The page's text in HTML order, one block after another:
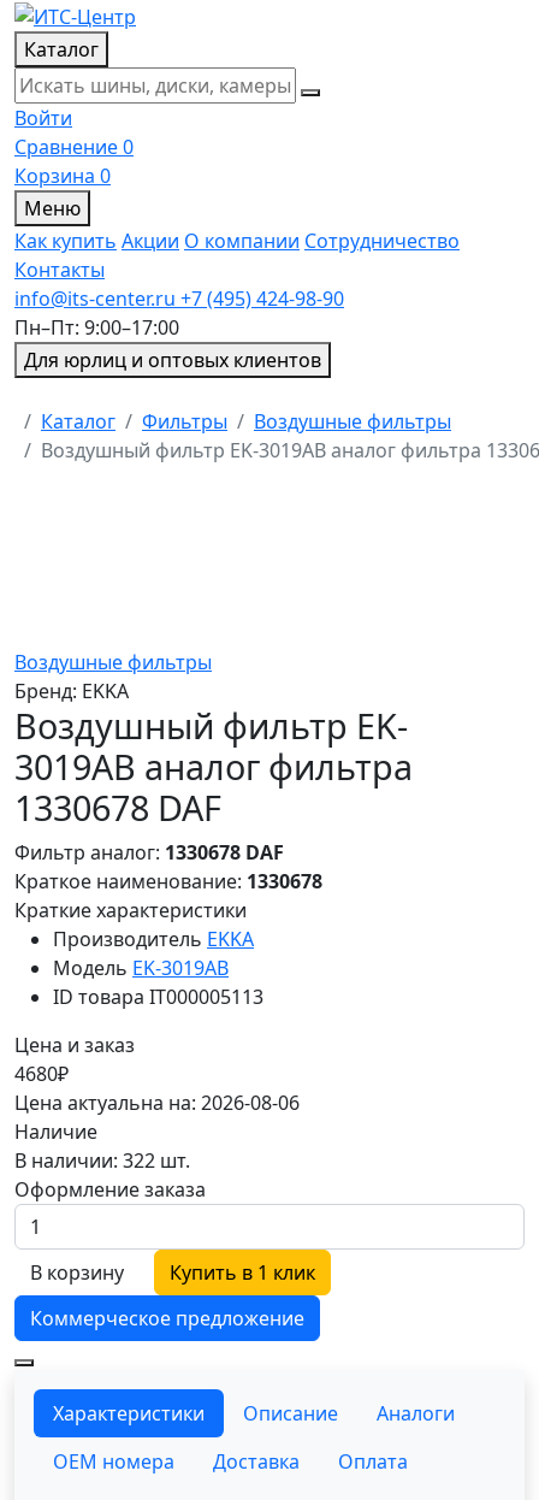
Каталог
Войти
Сравнение0
Корзина 0
Меню
Как купить Акции О компании Сотрудничество
Контакты
info@its-center.ru +7 (495) 424-98-90
Пн–Пт: 9:00–17:00
Для юрлиц и оптовых клиентов
Главная
Каталог Фильтры
Воздушные фильтры
Воздушный фильтр EK-3019AB аналог фильтра
Воздушные фильтры
Бренд: EKKA
Воздушный фильтр EK-
3019AB аналог фильтра
1330678 DAF
Фильтр аналог: 1330678 DAF
Краткое наименование: 1330678
Краткие характеристики
Производитель EKKA
Модель EK-3019AB
ID товара IT000005113
Цена и заказ
4680₽
Цена актуальна на: 2026-08-06
Наличие
В наличии: 322 шт.
Оформление заказа
В корзину
Купить в 1 клик
Коммерческое предложение
Характеристики Описание
Аналоги
OEM номера
Доставка Оплата